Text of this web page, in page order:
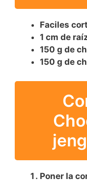
Faciles
1 cm de
150 g de
150 g de
Poner la